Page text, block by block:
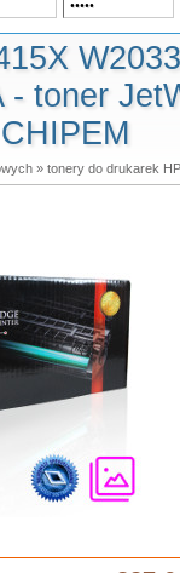
- toner
» tonery do drukarek HP